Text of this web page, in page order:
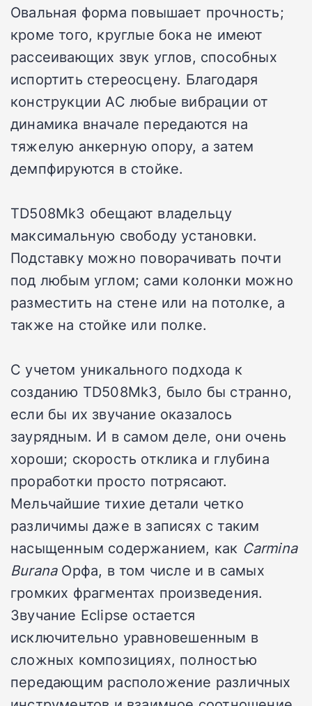
Овальная форма повышает прочность;
кроме того, круглые бока не имеют
рассеивающих звук углов, способных
испортить стереосцену. Благодаря
конструкции АС любые вибрации от
динамика вначале передаются на
тяжелую анкерную опору, а затем
демпфируются в стойке.
TD508Mk3 обещают владельцу
максимальную свободу установки.
Подставку можно поворачивать почти
под любым углом; сами колонки можно
разместить на стене или на потолке, а
также на стойке или полке.
С учетом уникального подхода к
созданию TD508Mk3, было бы странно,
если бы их звучание оказалось
заурядным. И в самом деле, они очень
хороши; скорость отклика и глубина
проработки просто потрясают.
Мельчайшие тихие детали четко
различимы даже в записях с таким
насыщенным содержанием, как Carmina
Burana Орфа, в том числе и в самых
громких фрагментах произведения.
Звучание Eclipse остается
исключительно уравновешенным в
сложных композициях, полностью
передающим расположение различных